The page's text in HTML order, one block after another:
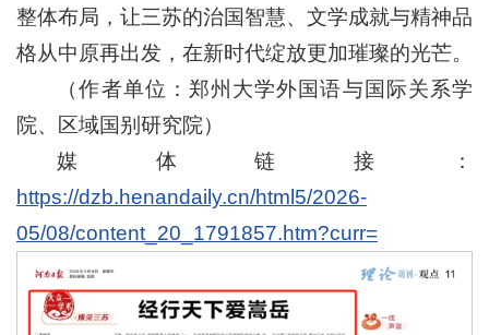
整体布局，让三苏的治国智慧、文学成就与精神品
格从中原再出发，在新时代绽放更加璀璨的光芒。
（作者单位：郑州大学外国语与国际关系学
院、区域国别研究院）
媒体链接：
https://dzb.henandaily.cn/html5/2026-
05/08/content_20_1791857.htm?curr=